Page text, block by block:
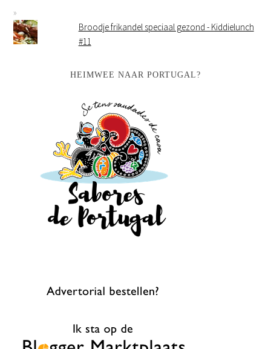
Broodje frikandel speciaal gezond - Kiddielunch
#11
HEIMWEE NAAR PORTUGAL?